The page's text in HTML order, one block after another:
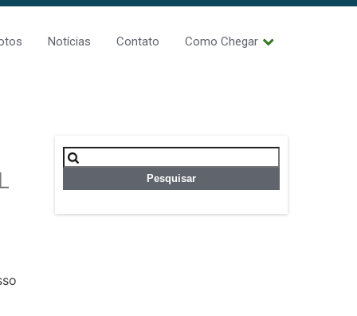
Notícias Contato Como Chegar
Pesquisar
por: